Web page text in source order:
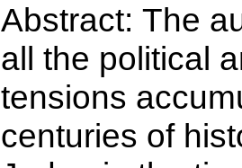
Abstract: The
all the political
tensions
centuries of